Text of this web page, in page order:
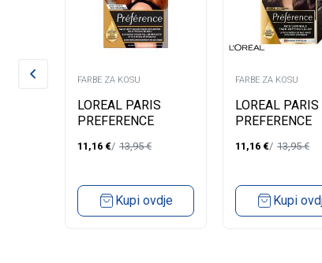
FARBE ZA KOSU
LOREAL PARIS
PREFERENCE
MANGO INTENSE
11,16 € 13,95€
Kupi ovdje
FARBE ZA KOSU
LOREAL PARIS
PREFERENCE
BRASILIA DARK
11,16 € 13,95€
Kupi